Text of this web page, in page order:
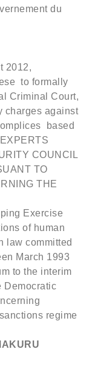
du
2012,
to formally
Criminal Court,
charges against
based
COUNCIL
TO
THE
Exercise
of human
law committed
March 1993
to the interim
Democratic
regime